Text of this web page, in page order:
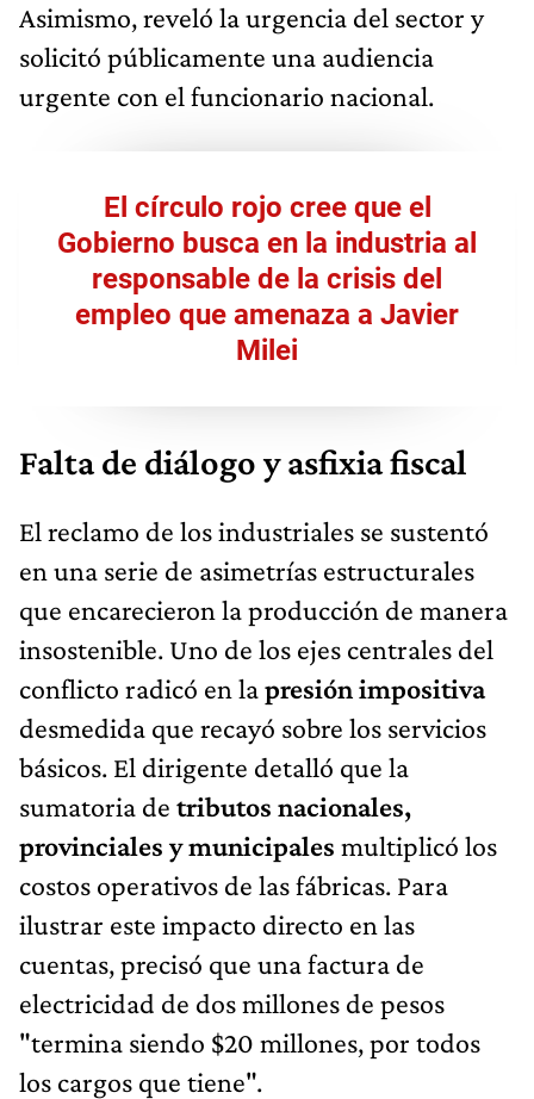
Asimismo, reveló la urgencia del sector y
solicitó públicamente una audiencia
urgente con el funcionario nacional.
El círculo rojo cree que el
Gobierno busca en la industria al
responsable de la crisis del
empleo que amenaza a Javier
Milei
Falta de diálogo y asfixia fiscal
El reclamo de los industriales se sustentó
en una serie de asimetrías estructurales
que encarecieron la producción de manera
insostenible. Uno de los ejes centrales del
conflicto radicó en lapresión impositiva
desmedida que recayó sobre los servicios
básicos. El dirigente detalló que la
sumatoria de tributos nacionales,
provinciales y municipales multiplicó los
costos operativos de las fábricas. Para
ilustrar este impacto directo en las
cuentas, precisó que una factura de
electricidad de dos millones de pesos
"termina siendo $20 millones, por todos
los cargos que tiene".